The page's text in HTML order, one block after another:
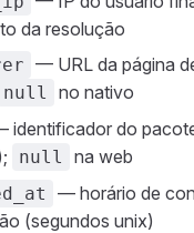
da resolução
— URL da página
null no nativo
identificador do
null na web
— horário de
(segundos unix)